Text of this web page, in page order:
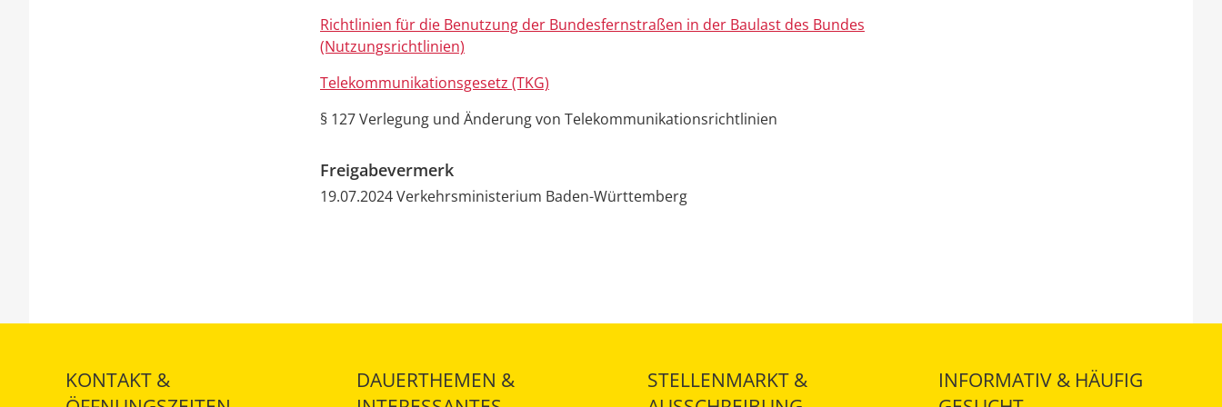
Richtlinien für die Benutzung der Bundesfernstraßen in der Baulast des Bundes
(Nutzungsrichtlinien)
Telekommunikationsgesetz (TKG)
§ 127 Verlegung und Änderung von Telekommunikationsrichtlinien
Freigabevermerk
19.07.2024 Verkehrsministerium Baden-Württemberg
KONTAKT &
DAUERTHEMEN &
STELLENMARKT &
INFORMATIV & HÄUFIG